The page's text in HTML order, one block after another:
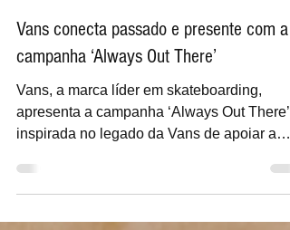
23 de out. de 2024
Vans conecta passado e presente com a
campanha ‘Always Out There’
Vans, a marca líder em skateboarding,
apresenta a campanha ‘Always Out There’,
inspirada no legado da Vans de apoiar a